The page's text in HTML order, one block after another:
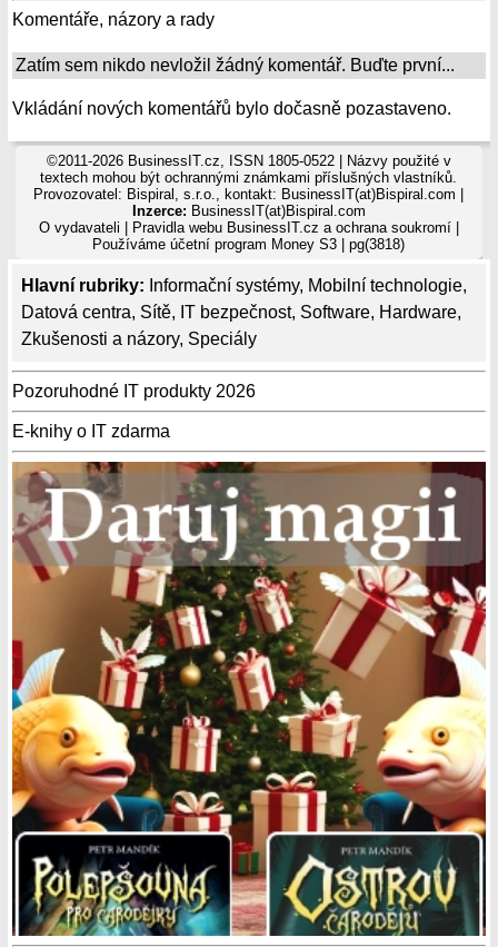
Hlavní rubriky: Informační systémy, Mobilní technologie,
Datová centra, Sítě, IT bezpečnost, Software, Hardware,
Zkušenosti a názory, Speciály
Pozoruhodné IT produkty 2026
E-knihy o IT zdarma
Komentáře, názory a rady
Zatím sem nikdo nevložil žádný komentář. Buďte první...
Vkládání nových komentářů bylo dočasně pozastaveno.
©2011-2026 BusinessIT.cz, ISSN 1805-0522 | Názvy použité v
textech mohou být ochrannými známkami příslušných vlastníků.
Provozovatel: Bispiral, s.r.o., kontakt: BusinessIT(at)Bispiral.com |
Inzerce: BusinessIT(at)Bispiral.com
O vydavateli
Pravidla webu BusinessIT.cz a ochrana soukromí|
Používámeúčetní program Money S3 | pg(3818)